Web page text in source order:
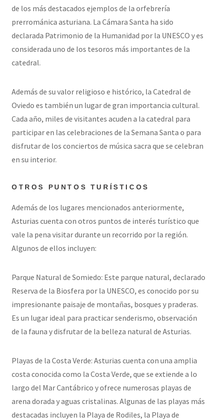
de los más destacados ejemplos de la orfebrería
prerrománica asturiana. La Cámara Santa ha sido
declarada Patrimonio de la Humanidad por la UNESCO y es
considerada uno de los tesoros más importantes de la
catedral.
Además de su valor religioso e histórico, la Catedral de
Oviedo es también un lugar de gran importancia cultural.
Cada año, miles de visitantes acuden a la catedral para
participar en las celebraciones de la Semana Santa o para
disfrutar de los conciertos de música sacra que se celebran
en su interior.
OTROS PUNTOS TURÍSTICOS
Además de los lugares mencionados anteriormente,
Asturias cuenta con otros puntos de interés turístico que
vale la pena visitar durante un recorrido por la región.
Algunos de ellos incluyen:
Parque Natural de Somiedo: Este parque natural, declarado
Reserva de la Biosfera por la UNESCO, es conocido por su
impresionante paisaje de montañas, bosques y praderas.
Es un lugar ideal para practicar senderismo, observación
de la fauna y disfrutar de la belleza natural de Asturias.
Playas de la Costa Verde: Asturias cuenta con una amplia
costa conocida como la Costa Verde, que se extiende a lo
largo del Mar Cantábrico y ofrece numerosas playas de
arena dorada y aguas cristalinas. Algunas de las playas más
destacadas incluyen la Playa de Rodiles, la Playa de